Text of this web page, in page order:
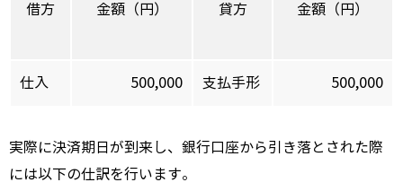
借方 金額（円） 貸方 金額（円）
仕入 500,000 支払手形 500,000
実際に決済期日が到来し、銀行口座から引き落とされた際
には以下の仕訳を行います。